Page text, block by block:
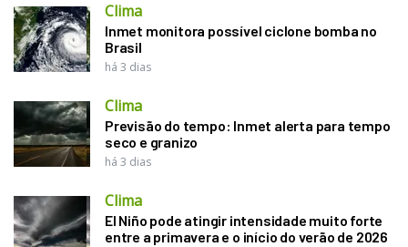
Clima
Inmet monitora possível ciclone bomba no
Brasil
há 3 dias
Clima
Previsão do tempo: Inmet alerta para tempo
seco e granizo
há 3 dias
Clima
El Niño pode atingir intensidade muito forte
entre a primavera e o início do verão de 2026